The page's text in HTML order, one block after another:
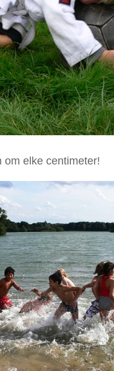
om elke centimeter!